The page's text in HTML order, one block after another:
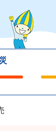
じ